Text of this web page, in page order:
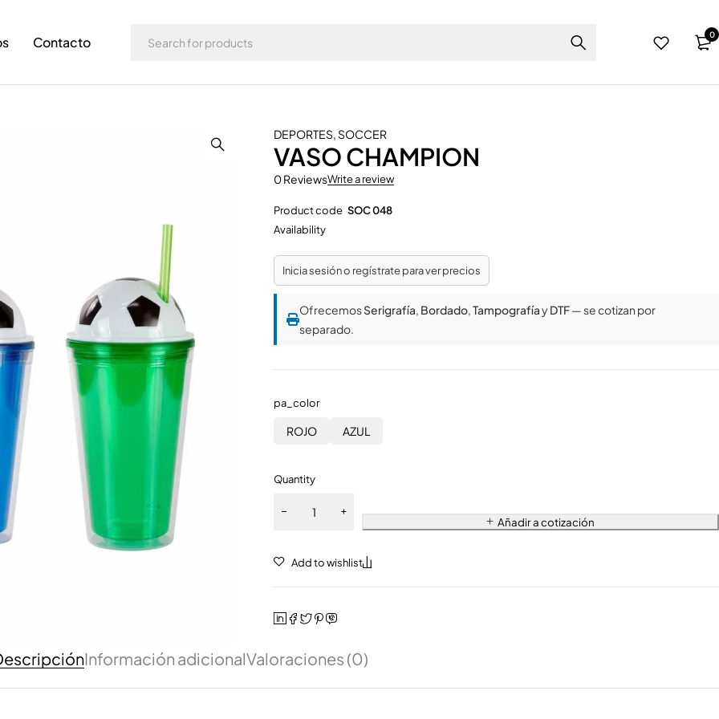
Contacto 0
DEPORTES, SOCCER
VASO CHAMPION
0 ReviewsWrite a review
Product code SOC 048
Availability
Inicia sesión o regístrate para ver precios
OfrecemosSerigrafía, Bordado,TampografíayDTF— se cotizan por
separado.
pa_color
ROJO AZUL
Quantity
Añadir a cotización
Información adicionalValoraciones (0)